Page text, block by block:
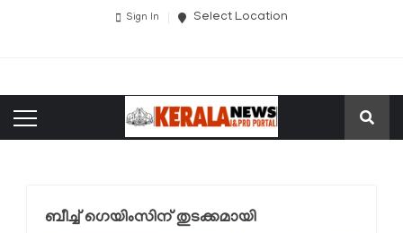
Sign In Select Location
ബീച്ച് ഗെയിംസിന് തുടക്കമായി